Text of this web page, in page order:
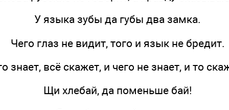
У языка зубы да губы два замка.
Чего глаз не видит, того и язык не бредит.
знает, всё скажет, и чего не знает, и то
Щи хлебай, да поменьше бай!